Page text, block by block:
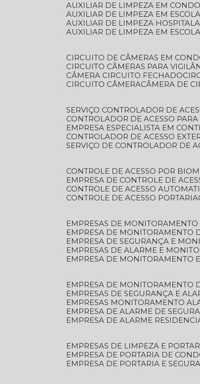
AUXILIAR DE LIMPEZA EM
AUXILIAR DE LIMPEZA EM
AUXILIAR DE LIMPEZA
AUXILIAR DE LIMPEZA EM ESCOLA
CIRCUITO DE CÂMERAS EM
CIRCUITO CÂMERAS PARA
CÂMERA CIRCUITO FECHADO
CIRCUITO CÂMERA
CÂMERA DE
SERVIÇO CONTROLADOR DE
CONTROLADOR DE ACESSO
EMPRESA ESPECIALISTA EM
CONTROLADOR DE ACESSO
SERVIÇO DE CONTROLADOR DE
CONTROLE DE ACESSO POR
EMPRESA DE CONTROLE DE
CONTROLE DE ACESSO
CONTROLE DE ACESSO PORTARIA
EMPRESAS DE
EMPRESA DE MONITORAMENTO
EMPRESA DE SEGURANÇA E
EMPRESAS DE ALARME E
EMPRESA DE MONITORAMENTO
EMPRESA DE MONITORAMENTO
EMPRESAS DE SEGURANÇA E
EMPRESAS MONITORAMENTO
EMPRESA DE ALARME DE
EMPRESA DE ALARME
EMPRESAS DE LIMPEZA E
EMPRESA DE PORTARIA DE
EMPRESA DE PORTARIA E